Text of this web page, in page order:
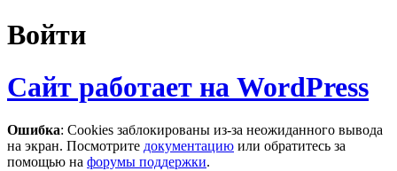
Войти
Сайт работает на WordPress
Ошибка: Cookies заблокированы из-за неожиданного вывода
на экран. Посмотрите документацию или обратитесь за
помощью на форумы поддержки.